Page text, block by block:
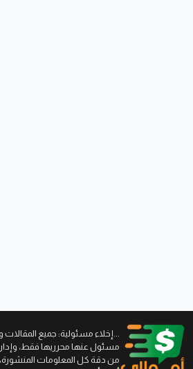
...إخلاء مسئولية: جميع المقالات
مسئول عنها محرريها فقط،
من دقة كل المعلومات